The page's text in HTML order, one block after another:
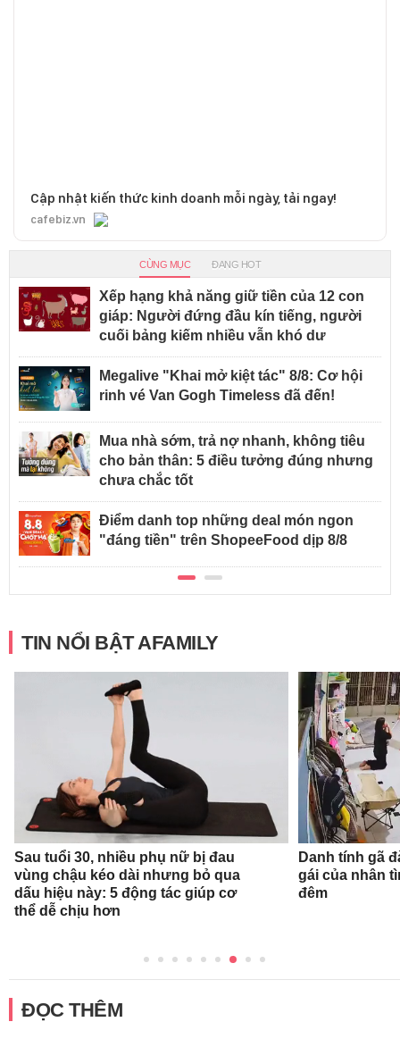
Cập nhật kiến thức kinh doanh mỗi ngày, tải ngay!
cafebiz.vn
CÙNG MỤC ĐANG HOT
Xếp hạng khả năng giữ tiền của 12 con
giáp: Người đứng đầu kín tiếng, người
cuối bảng kiếm nhiều vẫn khó dư
Megalive "Khai mở kiệt tác" 8/8: Cơ hội
rinh vé Van Gogh Timeless đã đến!
Mua nhà sớm, trả nợ nhanh, không tiêu
cho bản thân: 5 điều tưởng đúng nhưng
chưa chắc tốt
Điểm danh top những deal món ngon
"đáng tiền" trên ShopeeFood dịp 8/8
TIN NỔI BẬT AFAMILY
Sau tuổi 30, nhiều phụ nữ bị đau
vùng chậu kéo dài nhưng bỏ qua
dấu hiệu này: 5 động tác giúp cơ
thể dễ chịu hơn
Danh tính gã
gái của nhân
đêm
ĐỌC THÊM